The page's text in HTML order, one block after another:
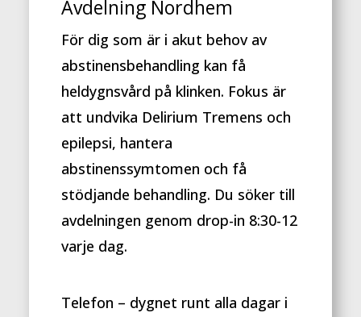
Avdelning Nordhem
För dig som är i akut behov av
abstinensbehandling kan få
heldygnsvård på klinken. Fokus är
att undvika Delirium Tremens och
epilepsi, hantera
abstinenssymtomen och få
stödjande behandling. Du söker till
avdelningen genom drop-in 8:30-12
varje dag.
Telefon – dygnet runt alla dagar i